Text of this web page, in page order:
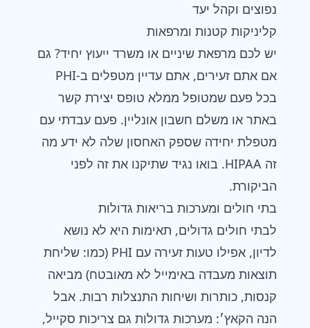
נפוצים וקהל יעד
קליניקות קטנות ומרפאות
יש לכם מרפאת שיניים או משרד ייעוץ יחיד? גם
אם אתם זעירים, אתם עדיין מטפלים ב-PHI
בכל פעם שמטופל ממלא טופס יצירת קשר
באתר או משלם חשבון אונליין. פעם עבדתי עם
מטפלת יחידה שספק האחסון שלה לא ידע מה
זה HIPAA. בואו נגיד שתיקנו את זה לפני
הביקורת.
בתי חולים ומערכות בריאות גדולות
לבתי חולים גדולים, תאימות היא לא נושא
לדיון, אפילו טעות זעירה עם PHI (כמו: שליחת
תוצאות מעבדה באימייל לא מאובטח) מביאה
קנסות, כותרות ושיחות התנצלות רבות. אבל
הנה הקאץ׳: מערכות גדולות גם צריכות סקייל,